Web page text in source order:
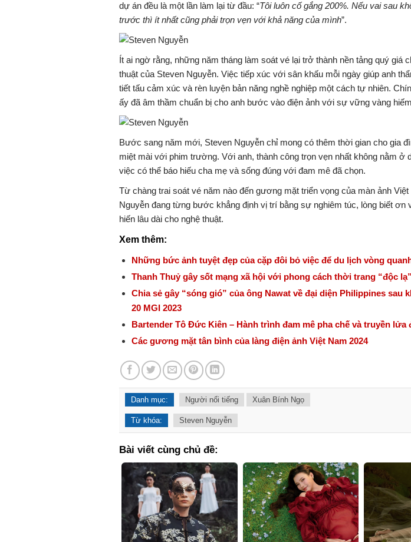
dự án đều là một lần làm lại từ đầu: “Tôi luôn cố gắng 200%. Nếu vai sau
trước thì ít nhất cũng phải trọn vẹn với khả năng của mình”.
Ít ai ngờ rằng, những năm tháng làm soát vé lại trở thành nền tảng quý giá
thuật của Steven Nguyễn. Việc tiếp xúc với sân khấu mỗi ngày giúp anh
tiết tấu cảm xúc và rèn luyện bản năng nghề nghiệp một cách tự nhiên.
ấy đã âm thầm chuẩn bị cho anh bước vào điện ảnh với sự vững vàng
Bước sang năm mới, Steven Nguyễn chỉ mong có thêm thời gian cho gia
miệt mài với phim trường. Với anh, thành công trọn vẹn nhất không nằm ở
việc có thể báo hiếu cha mẹ và sống đúng với đam mê đã chọn.
Từ chàng trai soát vé năm nào đến gương mặt triển vọng của màn ảnh
Nguyễn đang từng bước khẳng định vị trí bằng sự nghiêm túc, lòng biết ơn
hiến lâu dài cho nghệ thuật.
Xem thêm:
Những bức ảnh tuyệt đẹp của cặp đôi bỏ việc để du lịch vòng
Thanh Thuỷ gây sốt mạng xã hội với phong cách thời trang “độc
Chia sẻ gây “sóng gió” của ông Nawat về đại diện Philippines sau
20 MGI 2023
Bartender Tô Đức Kiên – Hành trình đam mê pha chế và truyền lửa
Các gương mặt tân bình của làng điện ảnh Việt Nam 2024
Danh mục: Người nổi tiếng Xuân Bính Ngọ
Từ khóa: Steven Nguyễn
Bài viết cùng chủ đề: